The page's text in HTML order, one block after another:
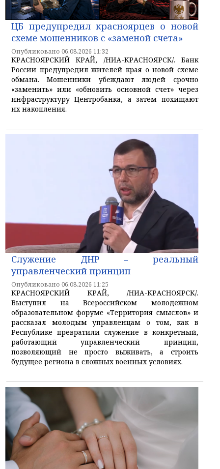
ЦБ предупредил красноярцев о новой
схеме мошенников с «заменой счета»
Опубликовано 06.08.2026 11:32
КРАСНОЯРСКИЙ КРАЙ, /НИА-КРАСНОЯРСК/. Банк
России предупредил жителей края о новой схеме
обмана. Мошенники убеждают людей срочно
«заменить» или «обновить основной счет» через
инфраструктуру Центробанка, а затем похищают
их накопления.
Служение ДНР – реальный
управленческий принцип
Опубликовано 06.08.2026 11:25
КРАСНОЯРСКИЙ КРАЙ, /НИА-КРАСНОЯРСК/.
Выступил на Всероссийском молодежном
образовательном форуме «Территория смыслов» и
рассказал молодым управленцам о том, как в
Республике превратили служение в конкретный,
работающий управленческий принцип,
позволяющий не просто выживать, а строить
будущее региона в сложных военных условиях.